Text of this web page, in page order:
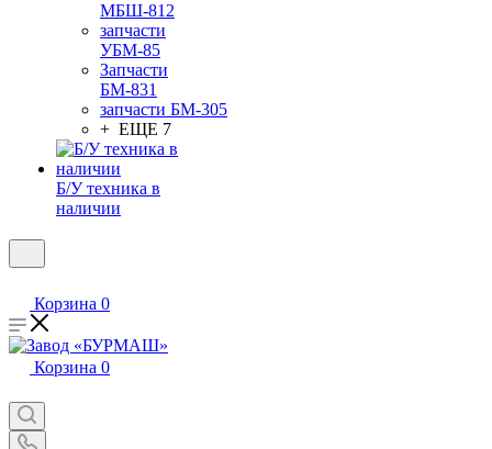
МБШ-812
запчасти
УБМ-85
Запчасти
БМ-831
запчасти БМ-305
+ ЕЩЕ 7
Б/У техника в
наличии
Корзина 0
Корзина 0